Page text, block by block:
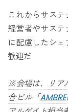
これからサス
経営者やサス
に配慮したシ
歓迎だ
※会場は、リア
合ビル「AMBRE